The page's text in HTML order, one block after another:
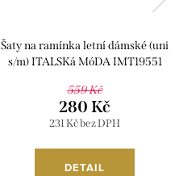
Šaty na ramínka letní dámské (uni
s/m) ITALSKá MóDA IMT19551
559 Kč
231 Kč bez DPH
280 Kč
DETAIL